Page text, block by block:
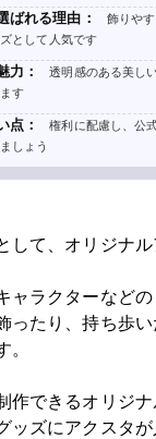
ばれる理由：
飾りや
として人気です
力：
透明感のある美し
す
点：
権利に配慮し、公
しょう
して、 オリジナ
ャラクターなどの
ったり、持ち歩
。
作できるオリジ
ッズにアクスタ